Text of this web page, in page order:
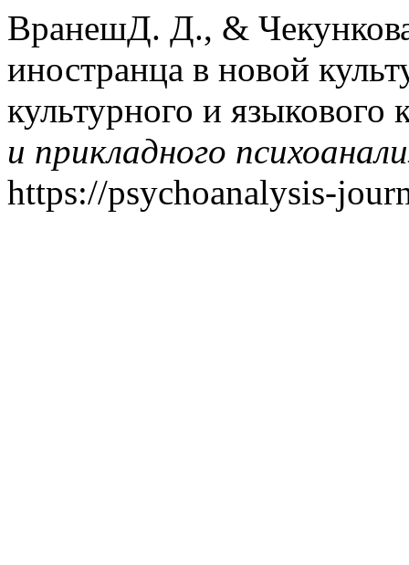
ВранешД. Д., &
иностранца в новой
культурного и языкового
и прикладного
https://psychoanalysis-